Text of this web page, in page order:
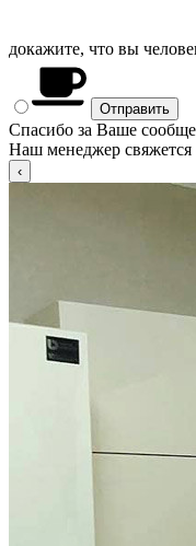
докажите, что вы
Спасибо за Ваше
Наш менеджер